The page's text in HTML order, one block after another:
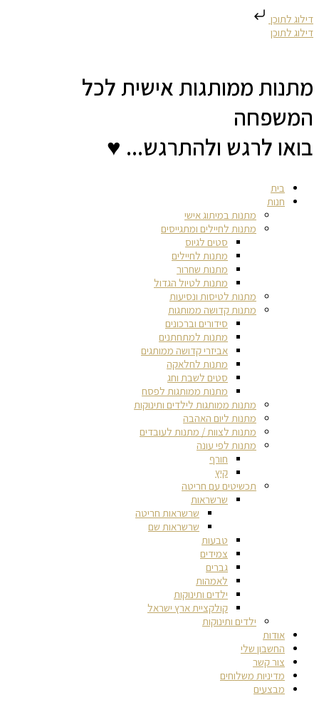
דילוג לתוכן
דילוג לתוכן
מתנות ממותגות אישית לכל
המשפחה
בואו לרגש ולהתרגש... ♥
בית
חנות
מתנות במיתוג אישי
מתנות לחיילים ומתגייסים
סטים לגיוס
מתנות לחיילים
מתנות שחרור
מתנות לטיול הגדול
מתנות לטיסות ונסיעות
מתנות קדושה ממותגות
סידורים וברכונים
מתנות למתחתנים
אביזרי קדושה ממותגים
מתנות לחלאקה
סטים לשבת וחג
מתנות ממותגות לפסח
מתנות ממותגות לילדים ותינוקות
מתנות ליום האהבה
מתנות לצוות / מתנות לעובדים
מתנות לפי עונה
חורף
קיץ
תכשיטים עם חריטה
שרשראות
שרשראות חריטה
שרשראות שם
טבעות
צמידים
גברים
לאמהות
ילדים ותינוקות
קולקציית ארץ ישראל
ילדים ותינוקות
אודות
החשבון שלי
צור קשר
מדיניות משלוחים
מבצעים